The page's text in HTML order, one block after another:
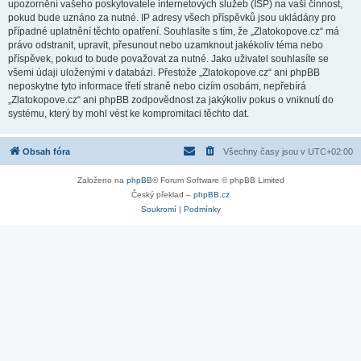
upozornění vašeho poskytovatele internetových služeb (ISP) na vaši činnost,
pokud bude uznáno za nutné. IP adresy všech příspěvků jsou ukládány pro
případné uplatnění těchto opatření. Souhlasíte s tím, že „Zlatokopove.cz“ má
právo odstranit, upravit, přesunout nebo uzamknout jakékoliv téma nebo
příspěvek, pokud to bude považovat za nutné. Jako uživatel souhlasíte se
všemi údaji uloženými v databázi. Přestože „Zlatokopove.cz“ ani phpBB
neposkytne tyto informace třetí straně nebo cizím osobám, nepřebírá
„Zlatokopove.cz“ ani phpBB zodpovědnost za jakýkoliv pokus o vniknutí do
systému, který by mohl vést ke kompromitaci těchto dat.
Obsah fóra Všechny časy jsou v UTC+02:00
Založeno na phpBB® Forum Software © phpBB Limited
Český překlad – phpBB.cz
Soukromí| Podmínky